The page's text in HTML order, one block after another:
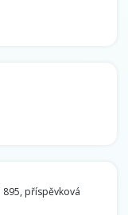
příspěvková